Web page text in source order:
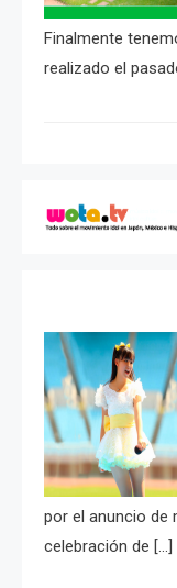
Finalmente
realizado el
por el anuncio de
celebración de […]